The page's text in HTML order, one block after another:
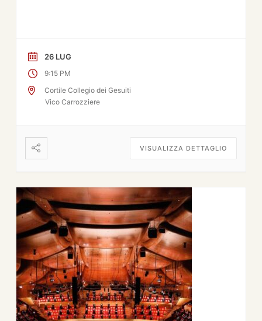
26 LUG
9:15 PM
Cortile Collegio dei Gesuiti
Vico Carrozziere
VISUALIZZA DETTAGLIO